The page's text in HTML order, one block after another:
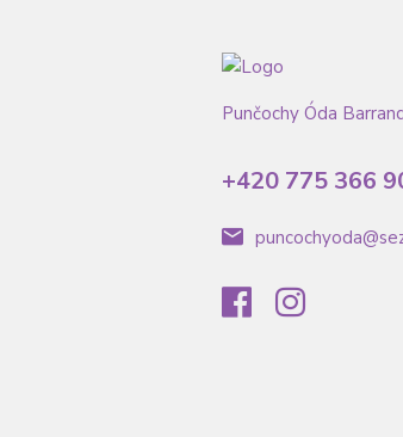
Punčochy Óda
+420 775 366